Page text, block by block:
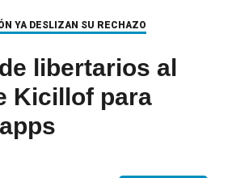
YA DESLIZAN SU RECHAZO
libertarios al
Kicillof para